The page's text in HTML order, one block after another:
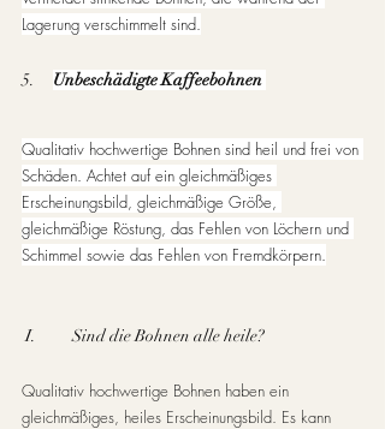
Lagerung verschimmelt sind.
5. Unbeschädigte Kaffeebohnen
Qualitativ hochwertige Bohnen sind heil und frei von
Schäden. Achtet auf ein gleichmäßiges
Erscheinungsbild, gleichmäßige Größe,
gleichmäßige Röstung, das Fehlen von Löchern und
Schimmel sowie das Fehlen von Fremdkörpern.
I.          Sind die Bohnen alle heile?
Qualitativ hochwertige Bohnen haben ein
gleichmäßiges, heiles Erscheinungsbild. Es kann